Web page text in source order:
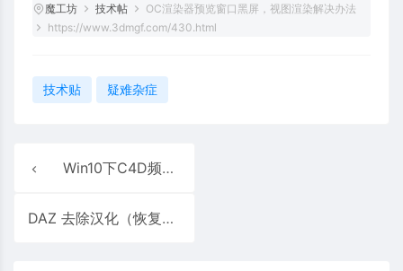
魔工坊 技术帖
OC渲染器预览窗口黑屏，视图渲染解决办法
https://www.3dmgf.com/430.html
技术贴 疑难杂症
Win10下C4D频繁卡死解决方法
DAZ 去除汉化（恢复英文原版） 汉化包替换文件 4.20-4.23